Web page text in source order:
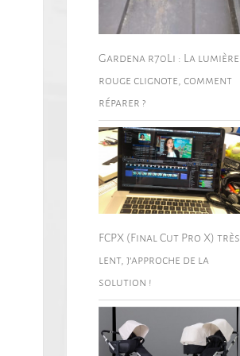
Gardena r70Li : La lumière
rouge clignote, comment
réparer ?
FCPX (Final Cut Pro X) très
lent, j’approche de la
solution !